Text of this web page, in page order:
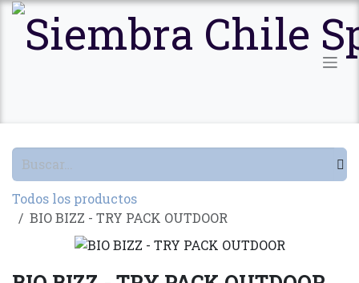
Ir al contenido
Todos los productos
BIO BIZZ - TRY PACK OUTDOOR